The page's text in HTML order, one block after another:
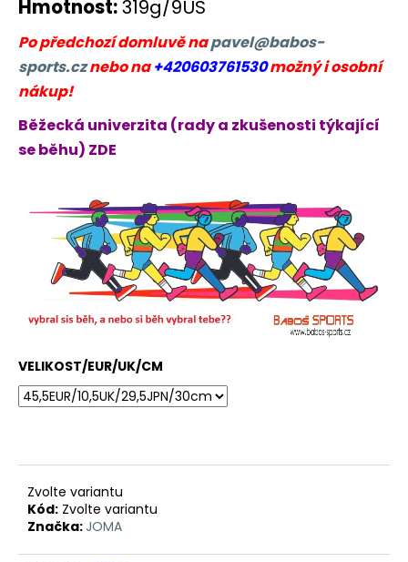
Hmotnost:319g/9US
Po předchozí domluvě napavel@babos-
sports.cznebo na+420603761530možný i osobní
nákup!
Běžecká univerzita (rady a zkušenosti týkající
se běhu) ZDE
VELIKOST/EUR/UK/CM
Zvolte variantu
Kód: Zvolte variantu
Značka:JOMA